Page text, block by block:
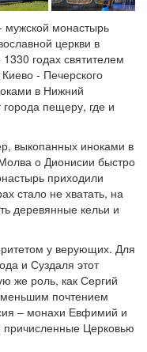
мужской монастырь
церкви в
годах святителем
- Печерского
в Нижний
города пещеру, где и
выкопанных иноками в
о Дионисии быстро
приходили
стало не хватать, на
деревянные кельи и
у верующих. Для
и Суздаля этот
же роль, как Сергий
почтением
– монахи Евфимий и
причисленные Церковью